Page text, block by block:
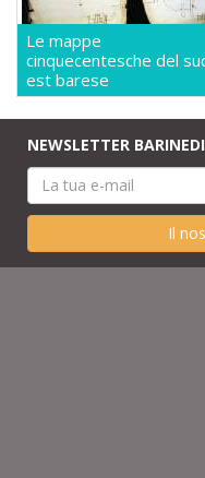
Le mappe
cinquecentesche del
est barese
NEWSLETTER
Il